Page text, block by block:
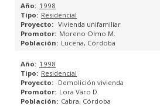
1998
Residencial
Vivienda unifamiliar
Moreno Olmo M.
Lucena, Córdoba
1998
Residencial
Demolición vivienda
Lora Varo D.
Cabra, Córdoba